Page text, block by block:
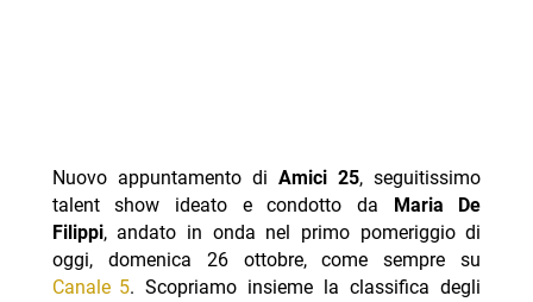
Nuovo appuntamento diAmici 25, seguitissimo
talent show ideato e condotto da
Maria De
Filippi, andato in onda nel primo pomeriggio di
oggi, domenica 26 ottobre, come sempre su
Canale 5. Scopriamo insieme la classifica degli